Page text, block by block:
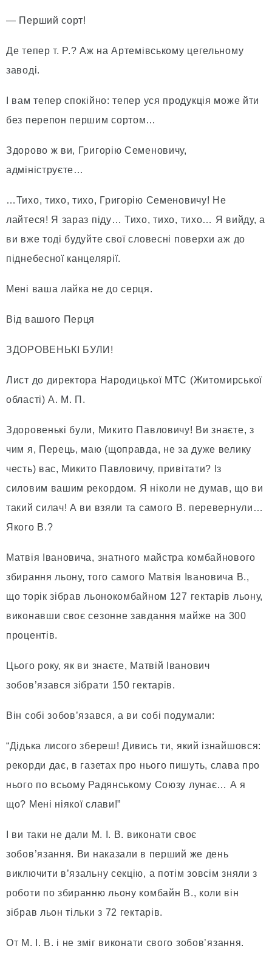
— Перший сорт!
Де тепер т. P.? Аж на Артемівському цегельному
заводі.
І вам тепер спокійно: тепер уся продукція може йти
без перепон першим сортом…
Здорово ж ви, Григорію Семеновичу,
адмініструєте…
…Тихо, тихо, тихо, Григорію Семеновичу! Не
лайтеся! Я зараз піду… Тихо, тихо, тихо… Я вийду, а
ви вже тоді будуйте свої словесні поверхи аж до
піднебесної канцелярії.
Мені ваша лайка не до серця.
Від вашого Перця
ЗДОРОВЕНЬКІ БУЛИ!
Лист до директора Народицької МТС (Житомирської
області) А. М. П.
Здоровенькі були, Микито Павловичу! Ви знаєте, з
чим я, Перець, маю (щоправда, не за дуже велику
честь) вас, Микито Павловичу, привітати? Із
силовим вашим рекордом. Я ніколи не думав, що ви
такий силач! А ви взяли та самого В. перевернули…
Якого В.?
Матвія Івановича, знатного майстра комбайнового
збирання льону, того самого Матвія Івановича В.,
що торік зібрав льонокомбайном 127 гектарів льону,
виконавши своє сезонне завдання майже на 300
процентів.
Цього року, як ви знаєте, Матвій Іванович
зобов’язався зібрати 150 гектарів.
Він собі зобов’язався, а ви собі подумали:
“Дідька лисого збереш! Дивись ти, який ізнайшовся:
рекорди дає, в газетах про нього пишуть, слава про
нього по всьому Радянському Союзу лунає… А я
що? Мені ніякої слави!”
І ви таки не дали М. І. В. виконати своє
зобов’язання. Ви наказали в перший же день
виключити в’язальну секцію, а потім зовсім зняли з
роботи по збиранню льону комбайн В., коли він
зібрав льон тільки з 72 гектарів.
От М. І. В. і не зміг виконати свого зобов’язання.